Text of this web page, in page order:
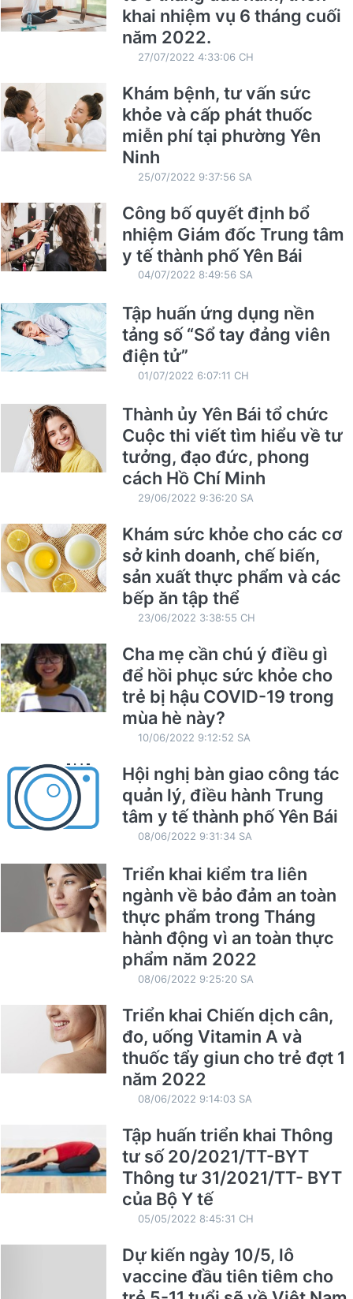
khai nhiệm vụ 6 tháng cuối
năm 2022.
27/07/2022 4:33:06 CH
Khám bệnh, tư vấn sức
khỏe và cấp phát thuốc
miễn phí tại phường Yên
Ninh
25/07/2022 9:37:56 SA
Công bố quyết định bổ
nhiệm Giám đốc Trung tâm
y tế thành phố Yên Bái
04/07/2022 8:49:56 SA
Tập huấn ứng dụng nền
tảng số “Sổ tay đảng viên
điện tử”
01/07/2022 6:07:11 CH
Thành ủy Yên Bái tổ chức
Cuộc thi viết tìm hiểu về tư
tưởng, đạo đức, phong
cách Hồ Chí Minh
29/06/2022 9:36:20 SA
Khám sức khỏe cho các cơ
sở kinh doanh, chế biến,
sản xuất thực phẩm và các
bếp ăn tập thể
23/06/2022 3:38:55 CH
Cha mẹ cần chú ý điều gì
để hồi phục sức khỏe cho
trẻ bị hậu COVID-19 trong
mùa hè này?
10/06/2022 9:12:52 SA
Hội nghị bàn giao công tác
quản lý, điều hành Trung
tâm y tế thành phố Yên Bái
08/06/2022 9:31:34 SA
Triển khai kiểm tra liên
ngành về bảo đảm an toàn
thực phẩm trong Tháng
hành động vì an toàn thực
phẩm năm 2022
08/06/2022 9:25:20 SA
Triển khai Chiến dịch cân,
đo, uống Vitamin A và
thuốc tẩy giun cho trẻ đợt 1
năm 2022
08/06/2022 9:14:03 SA
Tập huấn triển khai Thông
tư số 20/2021/TT-BYT
Thông tư 31/2021/TT- BYT
của Bộ Y tế
05/05/2022 8:45:31 CH
Dự kiến ngày 10/5, lô
vaccine đầu tiên tiêm cho